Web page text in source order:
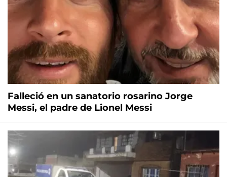
Falleció en un sanatorio rosarino Jorge
Messi, el padre de Lionel Messi